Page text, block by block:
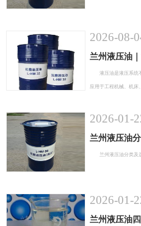
2026-08-
液压油是液压系统
应用于工程机械、机床
2026-01-
兰州液压油分类及
2026-01-
兰州液压油